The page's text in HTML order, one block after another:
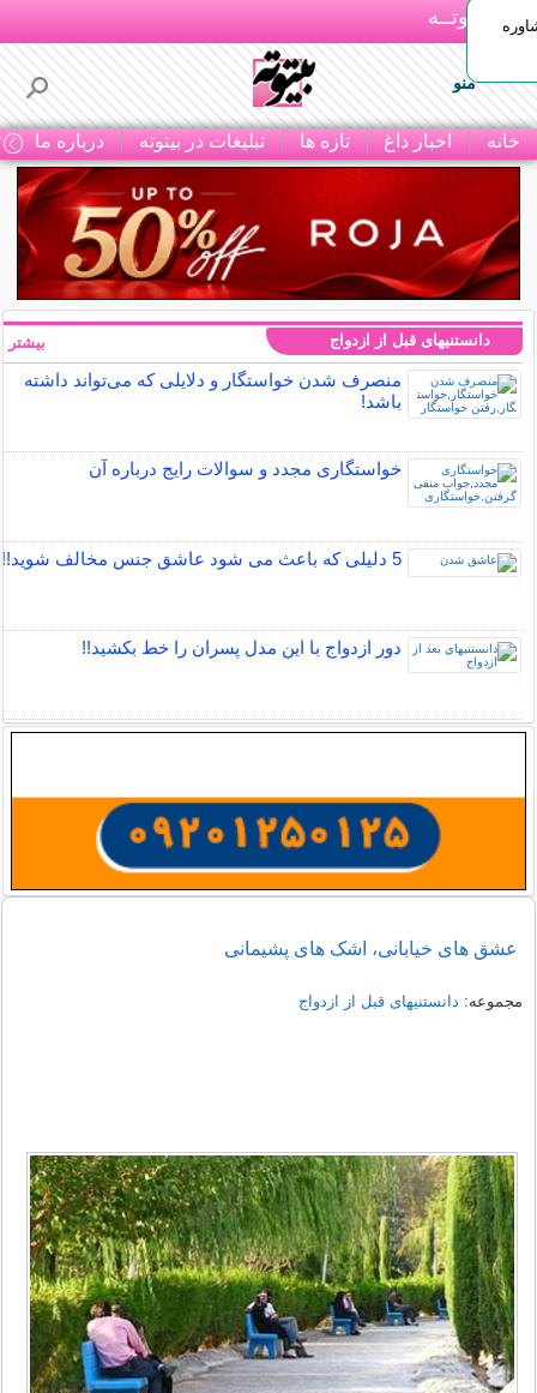
بـیتوتــه
منو
خانه اخبار داغ تازه ها تبلیغات در بیتوته درباره ما
دانستنیهای قبل از ازدواج
منصرف شدن خواستگار و دلایلی که می‌تواند داشته
باشد!
خواستگاری مجدد و سوالات رایج درباره آن
5 دلیلی که باعث می شود عاشق جنس مخالف شوید!!
دور ازدواج با این مدل پسران را خط بکشید!!
بیشتر
عشق های خیابانی، اشک های پشیمانی
مجموعه: دانستنیهای قبل از ازدواج